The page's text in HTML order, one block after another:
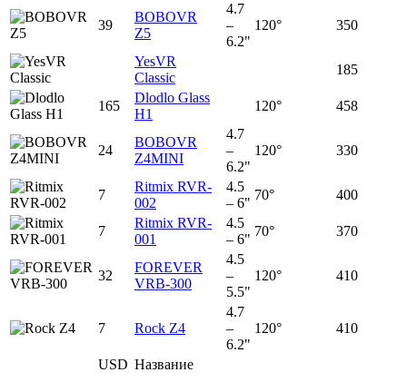
USD Название
39
BOBOVR
Z5
4.7
–
6.2"
120° 350
YesVR
Classic
185
165
Dlodlo Glass
H1
120° 458
24
BOBOVR
Z4MINI
4.7
–
6.2"
120° 330
7
Ritmix RVR-
002
4.5
– 6"
70° 400
7
Ritmix RVR-
001
4.5
– 6"
70° 370
32
FOREVER
VRB-300
4.5
–
5.5"
120° 410
7 Rock Z4
4.7
–
6.2"
120° 410